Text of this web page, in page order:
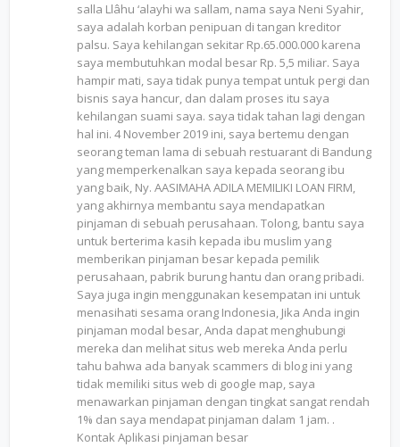
salla Llâhu ‘alayhi wa sallam, nama saya Neni Syahir,
saya adalah korban penipuan di tangan kreditor
palsu. Saya kehilangan sekitar Rp.65.000.000 karena
saya membutuhkan modal besar Rp. 5,5 miliar. Saya
hampir mati, saya tidak punya tempat untuk pergi dan
bisnis saya hancur, dan dalam proses itu saya
kehilangan suami saya. saya tidak tahan lagi dengan
hal ini. 4 November 2019 ini, saya bertemu dengan
seorang teman lama di sebuah restuarant di Bandung
yang memperkenalkan saya kepada seorang ibu
yang baik, Ny. AASIMAHA ADILA MEMILIKI LOAN FIRM,
yang akhirnya membantu saya mendapatkan
pinjaman di sebuah perusahaan. Tolong, bantu saya
untuk berterima kasih kepada ibu muslim yang
memberikan pinjaman besar kepada pemilik
perusahaan, pabrik burung hantu dan orang pribadi.
Saya juga ingin menggunakan kesempatan ini untuk
menasihati sesama orang Indonesia, Jika Anda ingin
pinjaman modal besar, Anda dapat menghubungi
mereka dan melihat situs web mereka Anda perlu
tahu bahwa ada banyak scammers di blog ini yang
tidak memiliki situs web di google map, saya
menawarkan pinjaman dengan tingkat sangat rendah
1% dan saya mendapat pinjaman dalam 1 jam. .
Kontak Aplikasi pinjaman besar